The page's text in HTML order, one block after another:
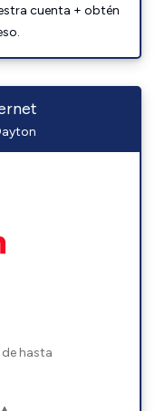
cuenta + obtén
hasta